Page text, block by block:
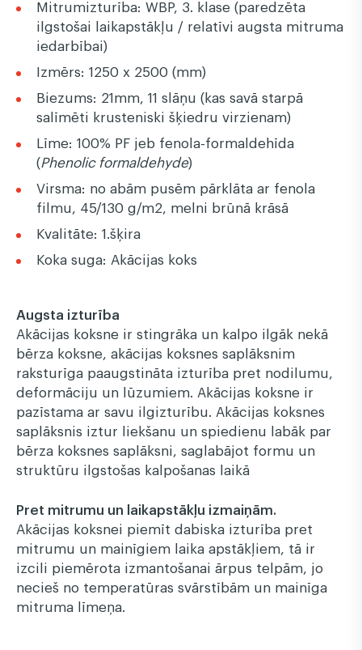
Mitrumizturība: WBP, 3. klase (paredzēta
ilgstošai laikapstākļu / relatīvi augsta mitruma
iedarbībai)
Izmērs: 1250 x 2500 (mm)
Biezums: 21mm, 11 slāņu (kas savā starpā
salīmēti krusteniski šķiedru virzienam)
Līme: 100% PF jeb fenola-formaldehīda
(Phenolic formaldehyde)
Virsma: no abām pusēm pārklāta ar fenola
filmu, 45/130 g/m2, melni brūnā krāsā
Kvalitāte: 1.šķira
Koka suga: Akācijas koks
Augsta izturība
Akācijas koksne ir stingrāka un kalpo ilgāk nekā
bērza koksne, akācijas koksnes saplāksnim
raksturīga paaugstināta izturība pret nodilumu,
deformāciju un lūzumiem. Akācijas koksne ir
pazīstama ar savu ilgizturību. Akācijas koksnes
saplāksnis iztur liekšanu un spiedienu labāk par
bērza koksnes saplāksni, saglabājot formu un
struktūru ilgstošas kalpošanas laikā
Pret mitrumu un laikapstākļu izmaiņām.
Akācijas koksnei piemīt dabiska izturība pret
mitrumu un mainīgiem laika apstākļiem, tā ir
izcili piemērota izmantošanai ārpus telpām, jo
necieš no temperatūras svārstībām un mainīga
mitruma līmeņa.